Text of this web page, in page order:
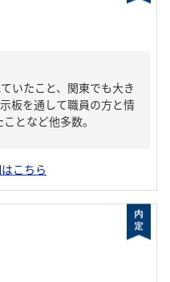
いたこと、関東でも大き
板を通して職員の方と情
となど他多数。
こちら